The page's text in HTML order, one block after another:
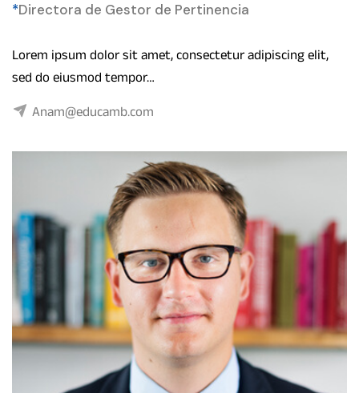
*Directora de Gestor de Pertinencia
Lorem ipsum dolor sit amet, consectetur adipiscing elit,
sed do eiusmod tempor…
Anam@educamb.com